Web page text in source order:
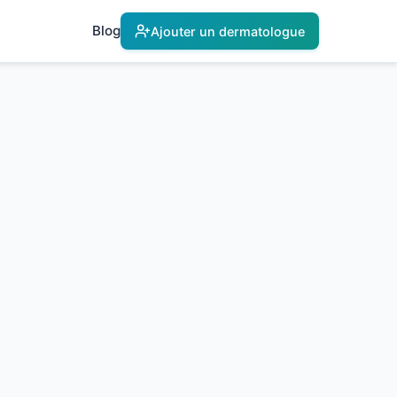
Blog Ajouter un dermatologue